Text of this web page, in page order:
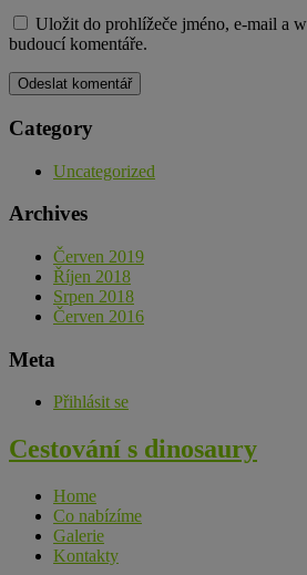
Uložit do prohlížeče jméno, e-mail a
budoucí komentáře.
Category
Uncategorized
Archives
Červen 2019
Říjen 2018
Srpen 2018
Červen 2016
Meta
Přihlásit se
Cestování s dinosaury
Home
Co nabízíme
Galerie
Kontakty